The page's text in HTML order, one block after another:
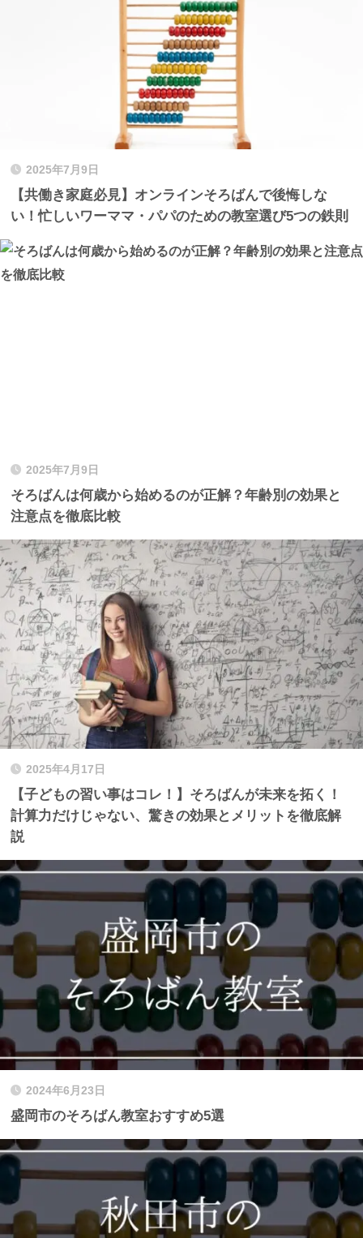
2025年7月9日
【共働き家庭必見】オンラインそろばんで後悔しな
い！忙しいワーママ・パパのための教室選び5つの鉄則
2025年7月9日
そろばんは何歳から始めるのが正解？年齢別の効果と
注意点を徹底比較
2025年4月17日
【子どもの習い事はコレ！】そろばんが未来を拓く！
計算力だけじゃない、驚きの効果とメリットを徹底解
説
2024年6月23日
盛岡市のそろばん教室おすすめ5選